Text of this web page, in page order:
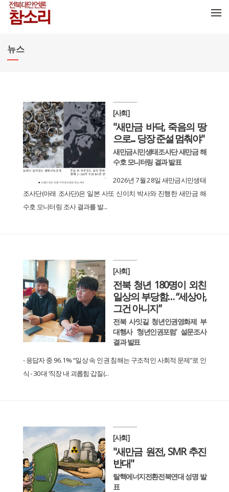
뉴스
[사회]
"새만금 바닥, 죽음의 땅
으로... 당장 준설 멈춰야"
새만금시민생태조사단 새만금 해
수호 모니터링 결과 발표
2026년 7월 28일 새만금시민생태
조사단(아래 조사단)은 일본 사또 신이치 박사와 진행한 새만금 해
수호 모니터링 조사 결과를 발...
[사회]
전북 청년 180명이 외친
일상의 부당함… “세상아,
그건 아니지”
전북 사잇길 청년인권영화제 부
대행사 ‘청년인권포럼’ 설문조사
결과 발표
- 응답자 중 96.1% “일상 속 인권 침해는 구조적인 사회적 문제”로 인
식 - 30대 ‘직장 내 괴롭힘·갑질(...
[사회]
"새만금 원전, SMR 추진
반대"
탈핵에너지전환전북연대 성명 발
표